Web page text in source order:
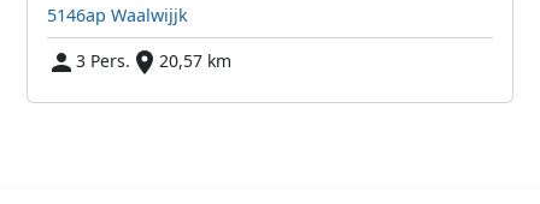
5146ap Waalwijjk
3 Pers.
20,57 km